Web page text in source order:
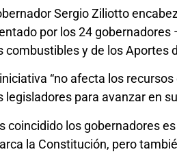
Sergio Ziliotto
por los 24
combustibles y de los Aportes
“no afecta los recursos
legisladores para avanzar en
coincidido los gobernadores
la Constitución, pero